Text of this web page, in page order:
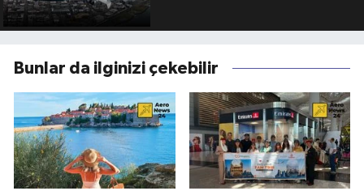
Bunlar da ilginizi çekebilir